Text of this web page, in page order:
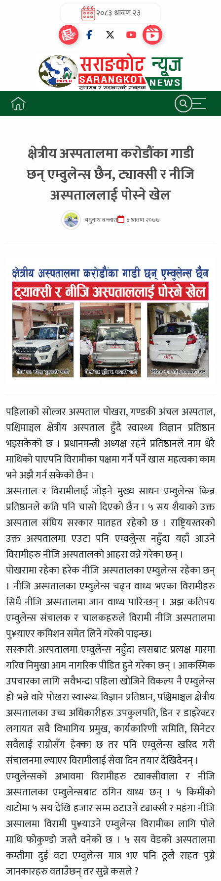
२०८३ श्रावण २३
क्षेत्रीय अस्पतालमा करोडौंका गाडी
छन् एम्वुलेन्स छैन, ट्याक्सी र नीजि
अस्पताललाई पोस्ने खेल
यदुनाथ बन्जारा ६ श्रावण २०७७
पहिलाको सोल्जर अस्पताल पोखरा, गण्डकी अंचल अस्पताल,
पश्चिमाञ्चल क्षेत्रीय अस्पताल हुँदै स्वास्थ्य विज्ञान प्रतिष्ठान
भइसकेको छ । प्रधानमन्त्री अध्यक्ष रहने प्रतिष्ठानले नाम धेरै
माथिको पाएपनि विरामीका पक्षमा गर्नै पर्ने खास महत्वका काम
भने अझै गर्न सकेको छैन ।
अस्पताल र विरामीलाई जोड्ने मुख्य साधन एम्वुलेन्स किन्न
प्रतिष्ठानले कति पनि चासो दिएको छैन । ५ सय शैयाको उक्त
अस्पताल संघिय सरकार मातहत रहेको छ । राष्ट्रियस्तरको
उक्त अस्पतालमा एउटा पनि एम्वलुेन्स नहुँदा यहाँ आउने
विरामीहरु नीजि अस्पतालको आहरा वन्ने गरेका छन् ।
पोखरामा रहेका हरेक नीजि अस्पतालका एम्वुलेन्स रहेका छन्
। नीजि अस्पतालका एम्वुलेन्स चढ्न वाध्य भएका विरामीहरु
सिधै नीजि अस्पतालमा जान वाध्य पारिन्छन् । अझ कतिपय
एम्वुलेन्स संचालक र चालकहरुले विरामी नीजि अस्पतालमा
पु¥याएर कमिशन समेत लिने गरेको पाइन्छ।
सरकारी अस्पतालमा एम्वुलेन्स नहुँदा त्यसबाट प्रत्यक्ष मारमा
गरिव निमुखा आम नागरिक पीडित हुने गरेका छन् । आकस्मिक
उपचारका लागि सवैभन्दा पहिला खोजिने विकल्प नै एम्वुलेन्स
हो भन्ने वारे पोखरा स्वास्थ्य विज्ञान प्रतिष्ठान, पश्चिमाञ्चल क्षेत्रीय
अस्पतालका उच्च अधिकारीहरु उपकुलपति, डिन र डाइरेक्टर
लगायत सवै विभागिय प्रमुख, कार्यकारिणी समिति, सिनेटर
सवैलाई राम्रोसँग हेक्का छ तर पनि एम्वुलेन्स खरिद गरी
संचालनमा ल्याएर विरामीलाई सेवा दिन तयार देखिदैनन् ।
एम्वुलेन्सको अभावमा विरामीहरु ट्याक्सीवाला र नीजि
अस्पतालका एम्वुलेन्सबाट ठगिन वाध्य छन् । ५ किमीको
वाटोमा ५ सय देखि हजार सम्म ठटाउने ट्याक्सी र महंगा नीजि
अस्पालमा विरामी पु¥याउने एम्वुलेन्स विरामीका लागि पोले
माथि फोकुण्डो जस्तै वनेको छ । ५ सय वेडको अस्पतालमा
कम्तीमा दुई वटा एम्वुलेन्स मात्र भए पनि ठूलै राहत पुग्ने
जानकारहरु वताउँछन् तर सुन्ने कसले ?